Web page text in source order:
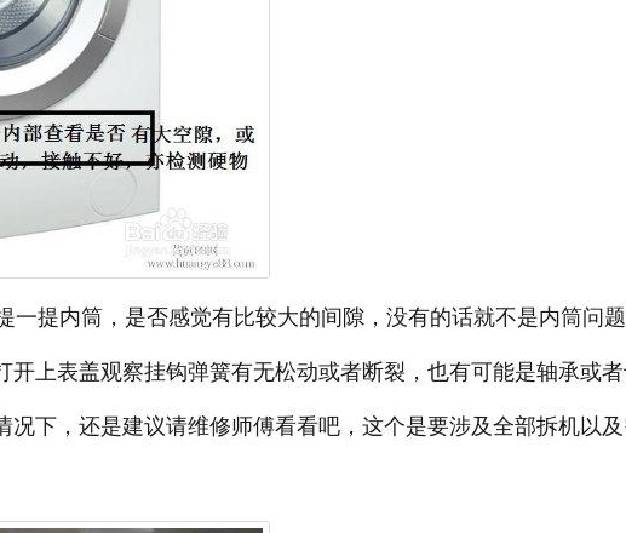
内筒，是否感觉有比较大的间隙，没有的话就不是内筒问题
开上表盖观察挂钩弹簧有无松动或者断裂，也有可能是轴承或
况下，还是建议请维修师傅看看吧，这个是要涉及全部拆机以